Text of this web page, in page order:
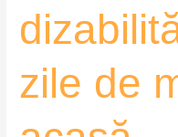
zile de